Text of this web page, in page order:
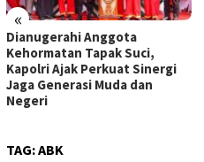
«
Dianugerahi Anggota
Kehormatan Tapak Suci,
Kapolri Ajak Perkuat Sinergi
Jaga Generasi Muda dan
Negeri
TAG:ABK